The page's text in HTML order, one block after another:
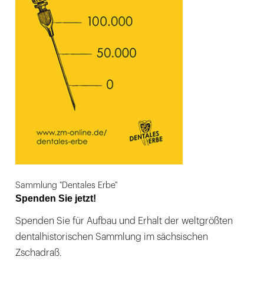
Sammlung "Dentales Erbe"
Spenden Sie jetzt!
Spenden Sie für Aufbau und Erhalt der weltgrößten
dentalhistorischen Sammlung im sächsischen
Zschadraß.